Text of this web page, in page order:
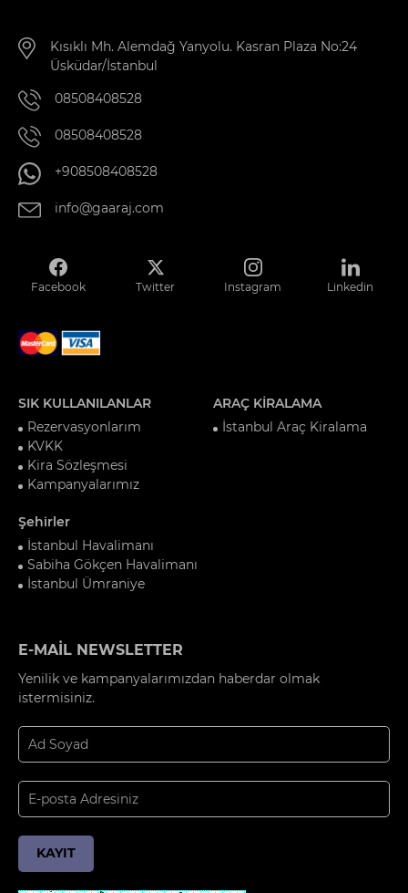
Kısıklı Mh. Alemdağ Yanyolu. Kasran Plaza No:24
Üsküdar/İstanbul
08508408528
08508408528
+908508408528
info@gaaraj.com
Facebook Twitter Instagram Linkedin
SIK KULLANILANLAR
Rezervasyonlarım
KVKK
Kira Sözleşmesi
Kampanyalarımız
ARAÇ KİRALAMA
İstanbul Araç Kiralama
Şehirler
İstanbul Havalimanı
Sabiha Gökçen Havalimanı
İstanbul Ümraniye
E-MAİL NEWSLETTER
Yenilik ve kampanyalarımızdan haberdar olmak
istermisiniz.
KAYIT